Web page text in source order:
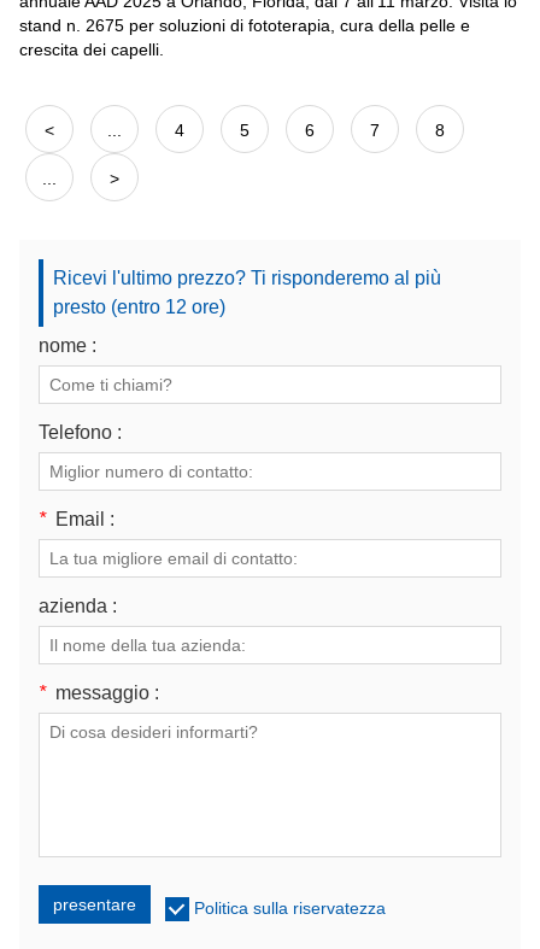
stand n. 2675 per soluzioni di fototerapia, cura della pelle e
crescita dei capelli.
< ... 4 5 6 7 8
... >
Ricevi l'ultimo prezzo? Ti risponderemo al più
presto (entro 12 ore)
nome :
Telefono :
* Email :
azienda :
* messaggio :
presentare Politica sulla riservatezza